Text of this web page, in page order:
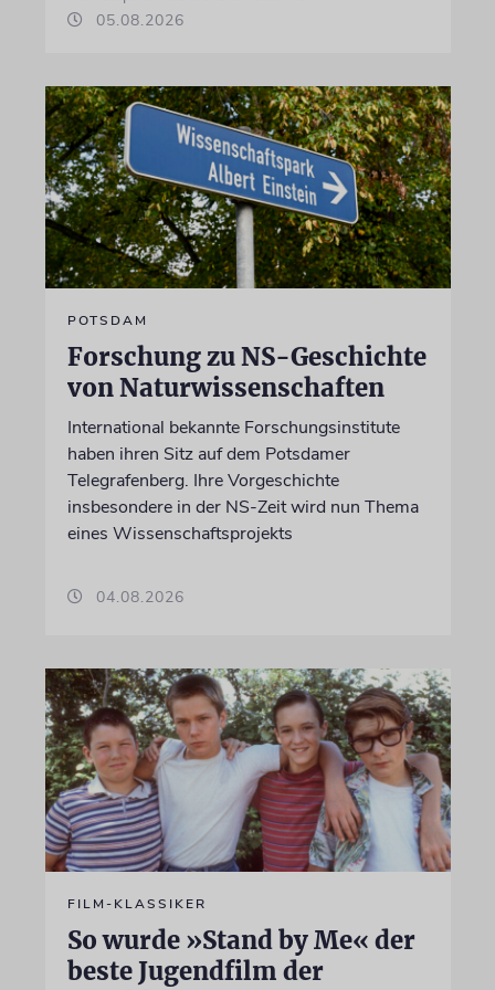
05.08.2026
POTSDAM
Forschung zu NS-Geschichte
von Naturwissenschaften
International bekannte Forschungsinstitute
haben ihren Sitz auf dem Potsdamer
Telegrafenberg. Ihre Vorgeschichte
insbesondere in der NS-Zeit wird nun Thema
eines Wissenschaftsprojekts
04.08.2026
FILM-KLASSIKER
So wurde »Stand by Me« der
beste Jugendfilm der